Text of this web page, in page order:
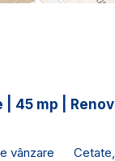
| 45 mp |
vânzare